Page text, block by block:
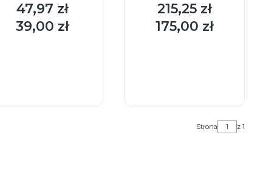
Cena
47,97 zł
Cena
39,00 zł
Cena
215,25 zł
Cena
175,00 zł
Strona z 1